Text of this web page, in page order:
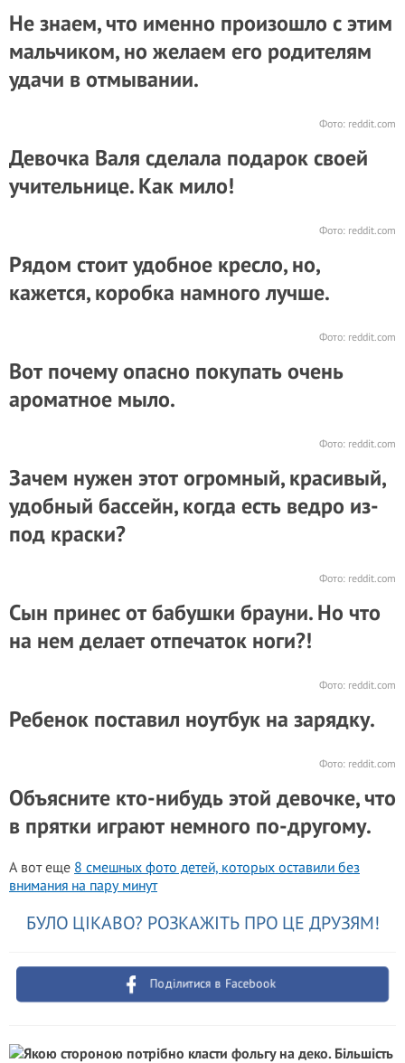
Не знаем, что именно произошло с этим
мальчиком, но желаем его родителям
удачи в отмывании.
Фото: reddit.com
Девочка Валя сделала подарок своей
учительнице. Как мило!
Фото: reddit.com
Рядом стоит удобное кресло, но,
кажется, коробка намного лучше.
Фото: reddit.com
Вот почему опасно покупать очень
ароматное мыло.
Фото: reddit.com
Зачем нужен этот огромный, красивый,
удобный бассейн, когда есть ведро из-
под краски?
Фото: reddit.com
Сын принес от бабушки брауни. Но что
на нем делает отпечаток ноги?!
Фото: reddit.com
Ребенок поставил ноутбук на зарядку.
Фото: reddit.com
Объясните кто-нибудь этой девочке, что
в прятки играют немного по-другому.
А вот еще 8 смешных фото детей, которых оставили без
внимания на пару минут
БУЛО ЦІКАВО? РОЗКАЖІТЬ ПРО ЦЕ ДРУЗЯМ!
Поділитися в Facebook